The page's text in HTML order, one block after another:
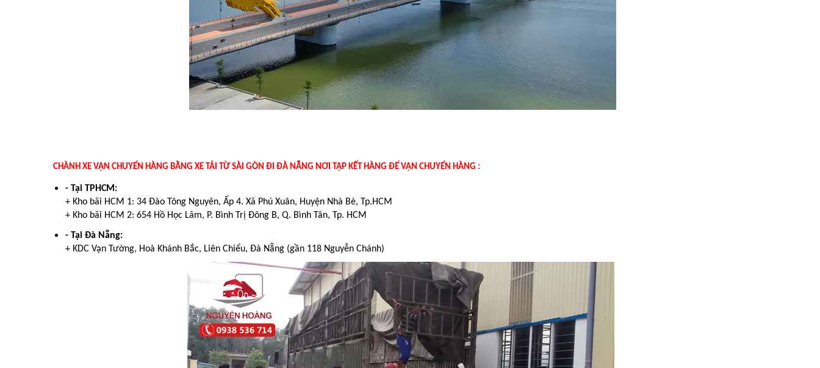
CHÀNH XE VẬN CHUYỂN HÀNG BẰNG XE TẢI TỪ SÀI GÒN ĐI ĐÀ NẴNG NƠI TẬP KẾT HÀNG ĐỂ VẬN CHUYỂN HÀNG :
- Tại TPHCM:
+ Kho bãi HCM 1: 34 Đào Tông Nguyên, Ấp 4. Xã Phú Xuân, Huyện Nhà Bè, Tp.HCM
+ Kho bãi HCM 2: 654 Hồ Học Lãm, P. Bình Trị Đông B, Q. Bình Tân, Tp. HCM
- Tại Đà Nẵng:
+ KDC Vạn Tường, Hoà Khánh Bắc, Liên Chiểu, Đà Nẵng (gần 118 Nguyễn Chánh)